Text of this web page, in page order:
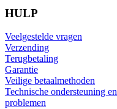
HULP
Veelgestelde vragen
Verzending
Terugbetaling
Garantie
Veilige betaalmethoden
Technische ondersteuning en
problemen